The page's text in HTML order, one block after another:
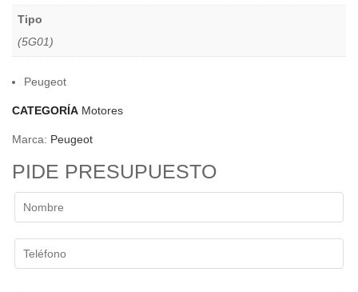
Tipo
(5G01)
Peugeot
CATEGORÍA Motores
Marca: Peugeot
PIDE PRESUPUESTO